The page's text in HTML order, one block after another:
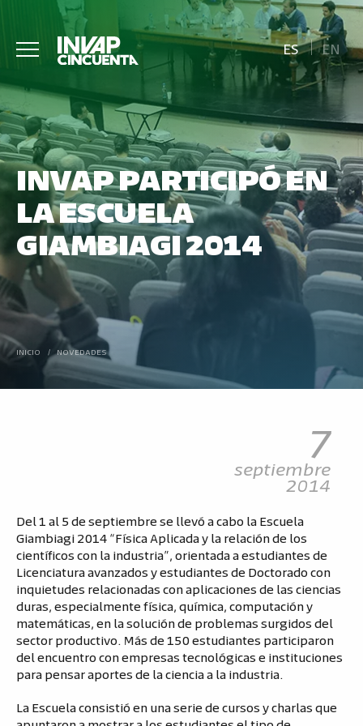
ES EN
INVAP PARTICIPÓ EN
LA ESCUELA
GIAMBIAGI 2014
INICIO / NOVEDADES
7
septiembre
2014
Del 1 al 5 de septiembre se llevó a cabo la Escuela
Giambiagi 2014 “Física Aplicada y la relación de los
científicos con la industria”, orientada a estudiantes de
Licenciatura avanzados y estudiantes de Doctorado con
inquietudes relacionadas con aplicaciones de las ciencias
duras, especialmente física, química, computación y
matemáticas, en la solución de problemas surgidos del
sector productivo. Más de 150 estudiantes participaron
del encuentro con empresas tecnológicas e instituciones
para pensar aportes de la ciencia a la industria.
La Escuela consistió en una serie de cursos y charlas que